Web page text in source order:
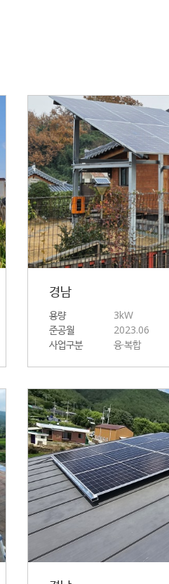
경남
용량
3kW
준공월
2023.06
사업구분
융·복합